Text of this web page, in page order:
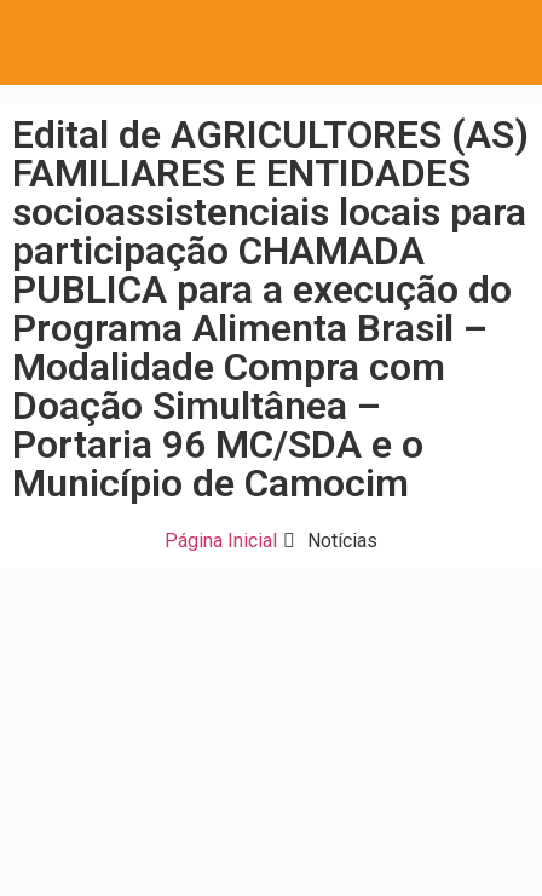
Edital de AGRICULTORES (AS)
FAMILIARES E ENTIDADES
socioassistenciais locais para
participação CHAMADA
PUBLICA para a execução do
Programa Alimenta Brasil –
Modalidade Compra com
Doação Simultânea –
Portaria 96 MC/SDA e o
Município de Camocim
Página Inicial Notícias